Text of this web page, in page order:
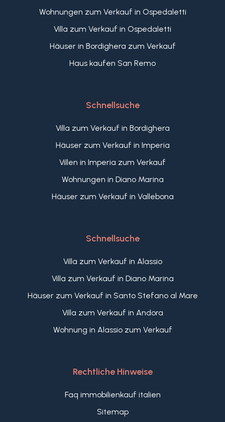
Wohnungen zum Verkauf in Ospedaletti
Villa zum Verkauf in Ospedaletti
Häuser in Bordighera zum Verkauf
Haus kaufen San Remo
Schnellsuche
Villa zum Verkauf in Bordighera
Häuser zum Verkauf in Imperia
Villen in Imperia zum Verkauf
Wohnungen in Diano Marina
Häuser zum Verkauf in Vallebona
Schnellsuche
Villa zum Verkauf in Alassio
Villa zum Verkauf in Diano Marina
Häuser zum Verkauf in Santo Stefano al Mare
Villa zum Verkauf in Andora
Wohnung in Alassio zum Verkauf
Rechtliche Hinweise
Faq immobilienkauf italien
Sitemap